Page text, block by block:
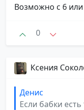
Возможно с 6
0
Ксения
Денис
Если бабки